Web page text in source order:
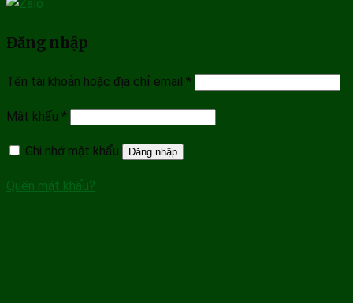
Đăng nhập
Tên tài khoản hoặc địa chỉ email *
Mật khẩu *
Ghi nhớ mật khẩu Đăng nhập
Quên mật khẩu?